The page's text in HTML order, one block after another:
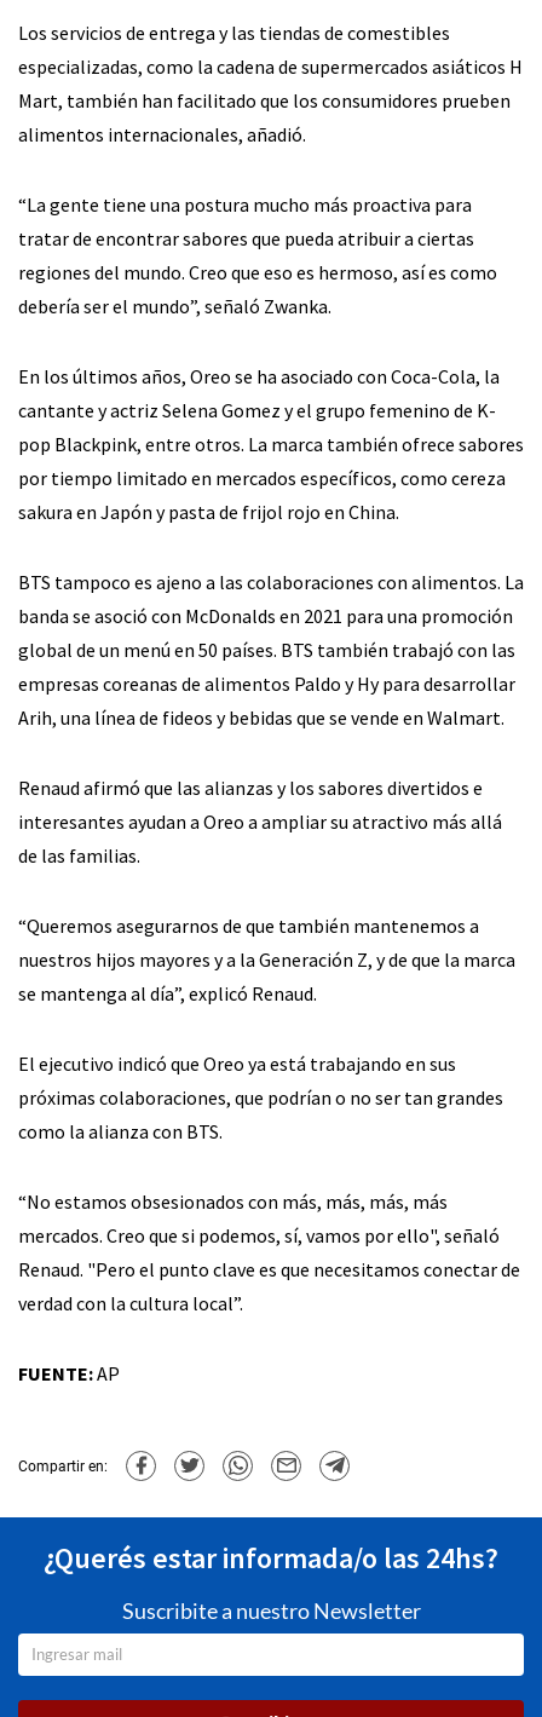
Los servicios de entrega y las tiendas de comestibles
especializadas, como la cadena de supermercados asiáticos H
Mart, también han facilitado que los consumidores prueben
alimentos internacionales, añadió.
“La gente tiene una postura mucho más proactiva para
tratar de encontrar sabores que pueda atribuir a ciertas
regiones del mundo. Creo que eso es hermoso, así es como
debería ser el mundo”, señaló Zwanka.
En los últimos años, Oreo se ha asociado con Coca-Cola, la
cantante y actriz Selena Gomez y el grupo femenino de K-
pop Blackpink, entre otros. La marca también ofrece sabores
por tiempo limitado en mercados específicos, como cereza
sakura en Japón y pasta de frijol rojo en China.
BTS tampoco es ajeno a las colaboraciones con alimentos. La
banda se asoció con McDonalds en 2021 para una promoción
global de un menú en 50 países. BTS también trabajó con las
empresas coreanas de alimentos Paldo y Hy para desarrollar
Arih, una línea de fideos y bebidas que se vende en Walmart.
Renaud afirmó que las alianzas y los sabores divertidos e
interesantes ayudan a Oreo a ampliar su atractivo más allá
de las familias.
“Queremos asegurarnos de que también mantenemos a
nuestros hijos mayores y a la Generación Z, y de que la marca
se mantenga al día”, explicó Renaud.
El ejecutivo indicó que Oreo ya está trabajando en sus
próximas colaboraciones, que podrían o no ser tan grandes
como la alianza con BTS.
“No estamos obsesionados con más, más, más, más
mercados. Creo que si podemos, sí, vamos por ello", señaló
Renaud. "Pero el punto clave es que necesitamos conectar de
verdad con la cultura local”.
FUENTE:AP
Compartir en:
¿Querés estar informada/o las 24hs?
Suscribite a nuestro Newsletter